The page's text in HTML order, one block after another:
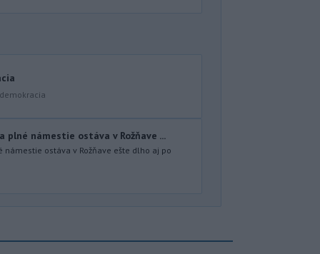
námestie ostáva v Rožňave ...
ostáva v Rožňave ešte dlho aj po